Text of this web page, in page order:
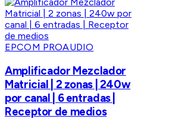
EPCOM PROAUDIO
Amplificador Mezclador
Matricial | 2 zonas | 240w
por canal | 6 entradas |
Receptor de medios